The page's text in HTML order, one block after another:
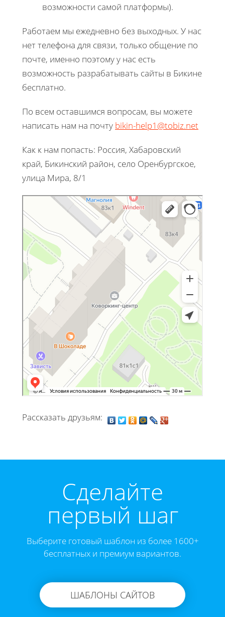
возможности самой платформы).
Работаем мы ежедневно без выходных. У нас
нет телефона для связи, только общение по
почте, именно поэтому у нас есть
возможность разрабатывать сайты в Бикине
бесплатно.
По всем оставшимся вопросам, вы можете
написать нам на почту bikin-help1@tobiz.net
Как к нам попасть: Россия, Хабаровский
край, Бикинский район, село Оренбургское,
улица Мира, 8/1
Рассказать друзьям:
Cделайте
первый шаг
Выберите готовый шаблон из более 1600+
бесплатных и премиум вариантов.
ШАБЛОНЫ САЙТОВ